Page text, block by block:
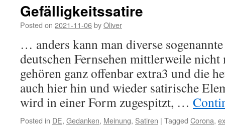
Gefälligkeitssatire
Posted on 2021-11-06byOliver
… anders kann man diverse
deutschen Fernsehen mittlerweile nicht
gehören ganz offenbar extra3 und die
auch hier hin und wieder satirische
wird in einer Form zugespitzt, …
Posted in DE, Gedanken, Meinung, Satiren | Tagged Corona,